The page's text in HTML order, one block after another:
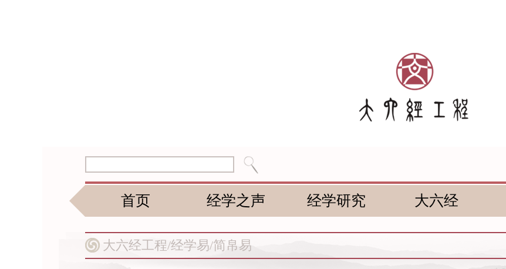
首页 经学之声 经学研究 大六经
大六经工程/经学易/简帛易